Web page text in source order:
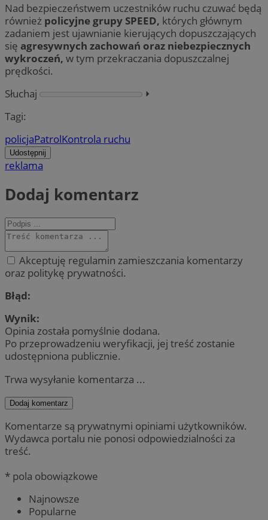
Nad bezpieczeństwem uczestników ruchu czuwać będą
również policyjne grupy SPEED, których głównym
zadaniem jest ujawnianie kierujących dopuszczających
się agresywnych zachowań oraz niebezpiecznych
wykroczeń, w tym przekraczania dopuszczalnej
prędkości.
Słuchaj
⏵︎
Tagi:
policjaPatrolKontrola ruchu
Udostępnij
reklama
Dodaj komentarz
Akceptuję regulamin zamieszczania komentarzy
oraz politykę prywatności.
Błąd:
Wynik:
Opinia została pomyślnie dodana.
Po przeprowadzeniu weryfikacji, jej treść zostanie
udostępniona publicznie.
Trwa wysyłanie komentarza ...
Dodaj komentarz
Komentarze są prywatnymi opiniami użytkowników.
Wydawca portalu nie ponosi odpowiedzialności za
treść.
* pola obowiązkowe
Najnowsze
Popularne